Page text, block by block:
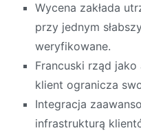
Wycena zakłada
przy jednym
weryfikowane.
Francuski rząd
klient ogranicza
Integracja
infrastrukturą